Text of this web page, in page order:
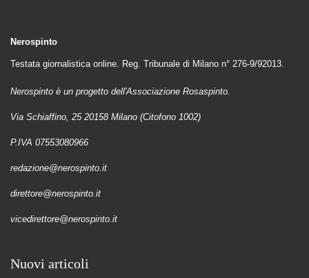
Nerospinto
Testata giornalistica online. Reg. Tribunale di Milano n° 276-9/92013.
Nerospinto è un progetto dell'Associazione Rosaspinto.
Via Schiaffino, 25 20158 Milano (Citofono 1002)
P.IVA 07553080966
redazione@nerospinto.it
direttore@nerospinto.it
vicedirettore@nerospinto.it
Nuovi articoli